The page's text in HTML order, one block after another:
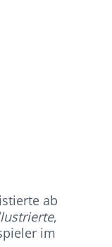
ab
,
im